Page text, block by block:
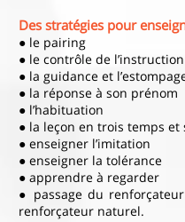
Des stratégies pour
● le pairing
● le contrôle de l’instruction
● la guidance et
● la réponse à son prénom
● l’habituation
● la leçon en trois temps et
● enseigner l’imitation
● enseigner la tolérance
● apprendre à regarder
● passage du
renforçateur naturel.